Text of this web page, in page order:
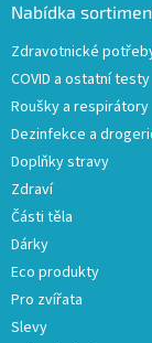
Nabídka
Zdravotnické
COVID a ostatní testy
Roušky a respirátory
Dezinfekce a
Doplňky stravy
Zdraví
Části těla
Dárky
Eco produkty
Pro zvířata
Slevy